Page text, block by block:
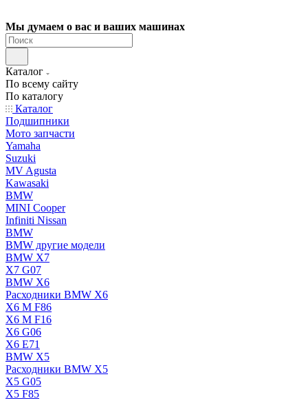
Мы думаем о вас и ваших машинах
Каталог
По всему сайту
По каталогу
Каталог
Подшипники
Мото запчасти
Yamaha
Suzuki
MV Agusta
Kawasaki
BMW
MINI Cooper
Infiniti Nissan
BMW
BMW другие модели
BMW X7
X7 G07
BMW X6
Расходники BMW X6
X6 M F86
X6 M F16
X6 G06
X6 E71
BMW X5
Расходники BMW X5
X5 G05
X5 F85